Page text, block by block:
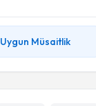
Uygun Müsaitlik